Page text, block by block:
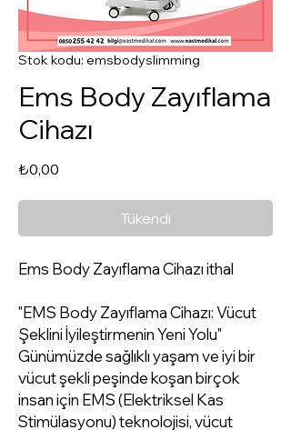
Stok kodu: emsbodyslimming
Ems Body Zayıflama
Cihazı
₺0,00
Tükendi
Ems Body Zayıflama Cihazı ithal
"EMS Body Zayıflama Cihazı: Vücut
Şeklini İyileştirmenin Yeni Yolu"
Günümüzde sağlıklı yaşam ve iyi bir
vücut şekli peşinde koşan birçok
insan için EMS (Elektriksel Kas
Stimülasyonu) teknolojisi, vücut